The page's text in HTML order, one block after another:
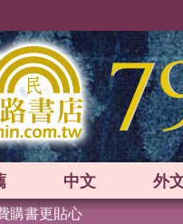
中文 外
購書更貼心